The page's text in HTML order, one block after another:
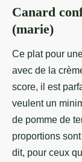
Canard
(marie)
Ce plat pour
avec de la
score, il est
veulent un
de pomme de
proportions
dit, pour ceux